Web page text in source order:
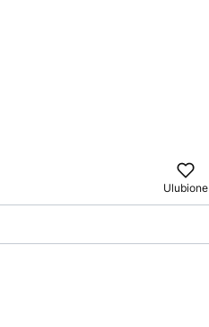
Ulubione